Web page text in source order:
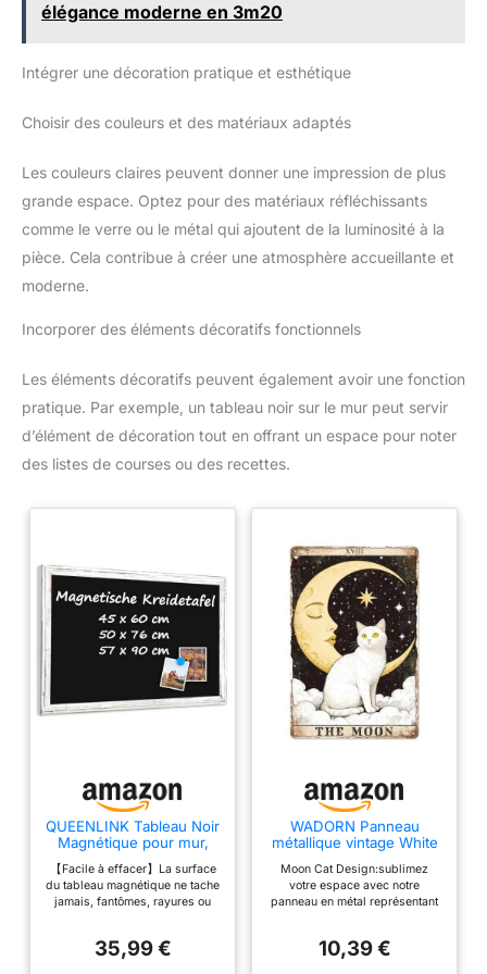
cuisine de grande capacité : contrairement à d'autres portes en
plastique, notre rangement cuisine suspendu est fabriquée à
charge. Les objets volumineux, hauts et lourds peuvent être
les instructions. Il est facile à assembler en 10 minutes.
élégance moderne en 3m20
Intégrer une décoration pratique et esthétique
Choisir des couleurs et des matériaux adaptés
Les couleurs claires peuvent donner une impression de plus
grande espace. Optez pour des matériaux réfléchissants
comme le verre ou le métal qui ajoutent de la luminosité à la
pièce. Cela contribue à créer une atmosphère accueillante et
moderne.
Incorporer des éléments décoratifs fonctionnels
Les éléments décoratifs peuvent également avoir une fonction
pratique. Par exemple, un tableau noir sur le mur peut servir
d’élément de décoration tout en offrant un espace pour noter
des listes de courses ou des recettes.
QUEENLINK Tableau Noir
Magnétique pour mur,
tableau blanc encadré,
50x76cm Tableau noir
décoratif, tableau rétro
rustique à la craie pour
cuisine et chambre
d'étudiant
【Facile à effacer】La surface
du tableau magnétique ne tache
jamais, fantômes, rayures ou
textur und schreibbt glatt und
35,99 €
WADORN Panneau
métallique vintage White
tarot Décoration murale
rétro pour les amoureux
Poster décoratif amusant
d'étudiant, cuisine,le
garage - La Lune
Moon Cat Design:sublimez
votre espace avec notre
panneau en métal représentant
bohèmes rétro et de couleurs
10,39 €